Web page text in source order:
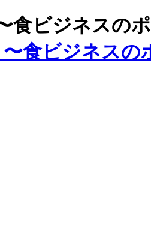
食ビジネスの